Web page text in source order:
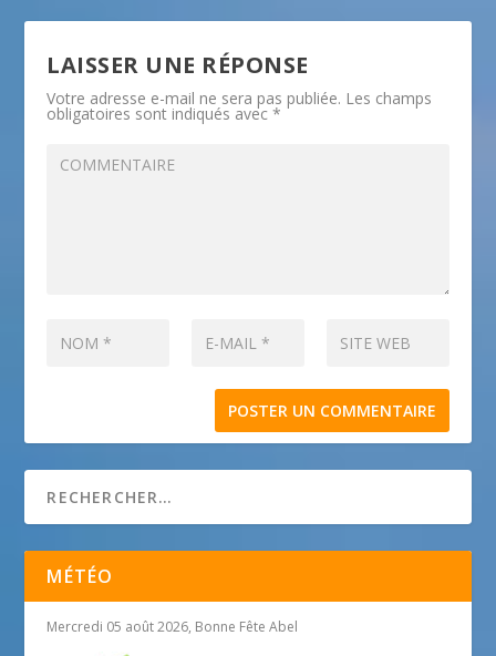
LAISSER UNE RÉPONSE
Votre adresse e-mail ne sera pas publiée. Les champs
obligatoires sont indiqués avec*
MÉTÉO
Mercredi 05 août 2026, Bonne Fête Abel